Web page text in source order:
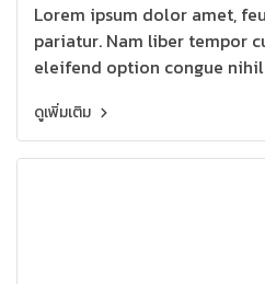
Lorem ipsum dolor amet,
pariatur. Nam liber tempor
eleifend option congue
ดูเพิ่มเติม